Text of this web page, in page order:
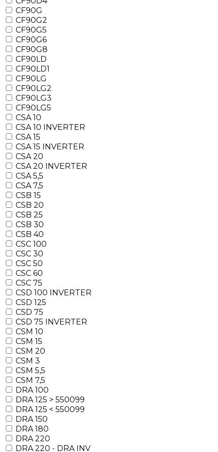
CF90G
CF90G2
CF90G5
CF90G6
CF90G8
CF90LD
CF90LD1
CF90LG
CF90LG2
CF90LG3
CF90LG5
CSA 10
CSA 10 INVERTER
CSA 15
CSA 15 INVERTER
CSA 20
CSA 20 INVERTER
CSA 5,5
CSA 7,5
CSB 15
CSB 20
CSB 25
CSB 30
CSB 40
CSC 100
CSC 30
CSC 50
CSC 60
CSC 75
CSD 100 INVERTER
CSD 125
CSD 75
CSD 75 INVERTER
CSM 10
CSM 15
CSM 20
CSM 3
CSM 5,5
CSM 7,5
DRA 100
DRA 125 > 550099
DRA 125 < 550099
DRA 150
DRA 180
DRA 220
DRA 220 - DRA INV